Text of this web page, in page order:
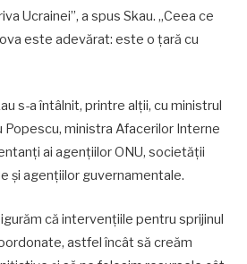
Ucrainei”, a spus Skau. „Ceea ce
este adevărat: este o țară cu
s-a întâlnit, printre alții, cu ministrul
ministra Afacerilor Interne
ai agențiilor ONU, societății
și agențiilor guvernamentale.
că intervențiile pentru sprijinul
astfel încât să creăm